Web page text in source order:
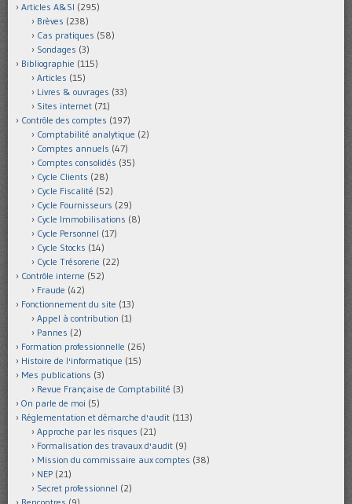
Articles A&SI (295)
Brèves (238)
Cas pratiques (58)
Sondages (3)
Bibliographie (115)
Articles (15)
Livres & ouvrages (33)
Sites internet (71)
Contrôle des comptes (197)
Comptabilité analytique (2)
Comptes annuels (47)
Comptes consolidés (35)
Cycle Clients (28)
Cycle Fiscalité (52)
Cycle Fournisseurs (29)
Cycle Immobilisations (8)
Cycle Personnel (17)
Cycle Stocks (14)
Cycle Trésorerie (22)
Contrôle interne (52)
Fraude (42)
Fonctionnement du site (13)
Appel à contribution (1)
Pannes (2)
Formation professionnelle (26)
Histoire de l'informatique (15)
Mes publications (3)
Revue Française de Comptabilité (3)
On parle de moi (5)
Réglementation et démarche d'audit (113)
Approche par les risques (21)
Formalisation des travaux d'audit (9)
Mission du commissaire aux comptes (38)
NEP (21)
Secret professionnel (2)